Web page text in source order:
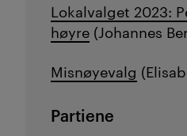
Lokalvalget 2023:
høyre (Johannes
Misnøyevalg
Partiene